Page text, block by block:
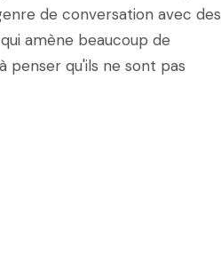
de conversation avec des
amène beaucoup de
penser qu'ils ne sont pas